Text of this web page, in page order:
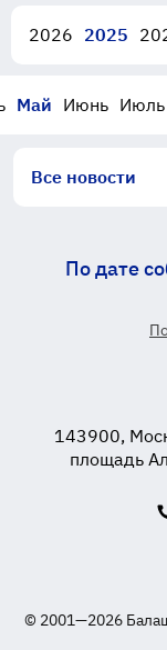
2026 2025
Май Июнь Июль
Все новости
По дате
143900,
площадь
© 2001—2026